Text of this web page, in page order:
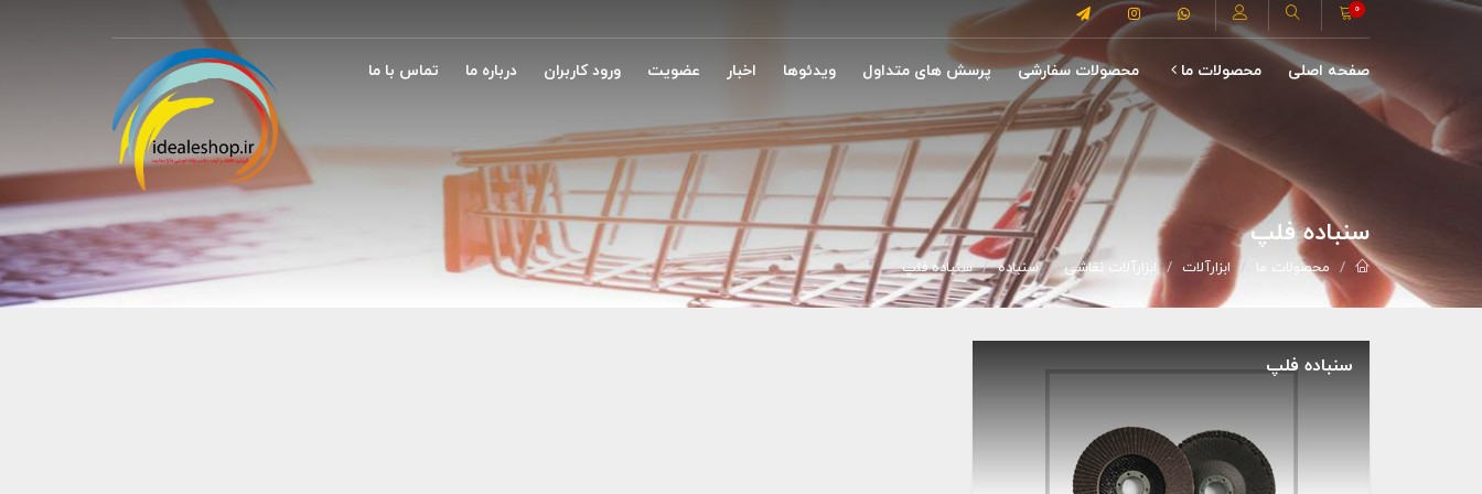
0
صفحه اصلی محصولات ما محصولات سفارشی پرسش های متداول ویدئوها اخبار عضویت ورود کاربران درباره ما تماس با ما
سنباده فلپ
محصولات ما ابزارآلات ابزارآلات نقاشی سنباده سنباده فلپ
سنباده فلپ